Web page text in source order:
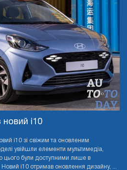
новий i10
i10 зі свіжим та оновленим
увійшли елементи мультимедіа,
цього були доступними лише в
Новий i10 отримав оновлення дизайну, ...